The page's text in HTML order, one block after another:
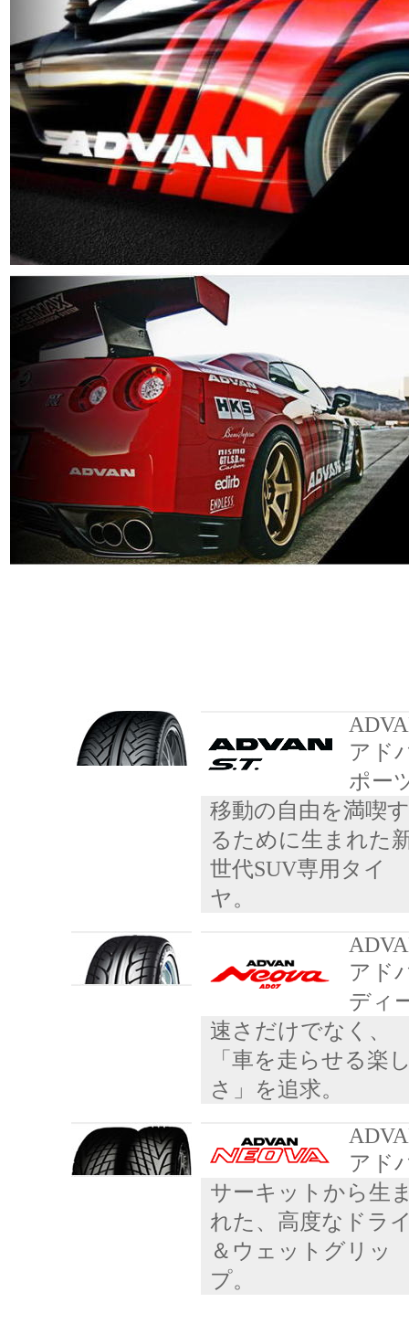
アド
ポー
移動の自由を満喫す
るために生まれた
世代SUV専用タイ
ヤ。
アド
ディ
速さだけでなく、
「車を走らせる楽
さ」を追求。
アド
サーキットから生
れた、高度なドラ
＆ウェットグリッ
プ。